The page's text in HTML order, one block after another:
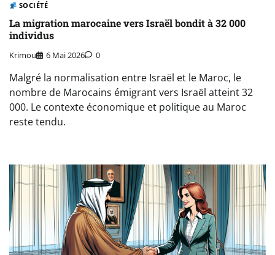
SOCIÉTÉ
La migration marocaine vers Israël bondit à 32 000
individus
Krimou 6 Mai 2026 0
Malgré la normalisation entre Israël et le Maroc, le
nombre de Marocains émigrant vers Israël atteint 32
000. Le contexte économique et politique au Maroc
reste tendu.